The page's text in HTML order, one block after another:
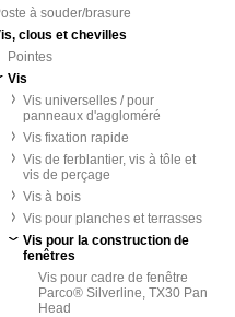
à souder/brasure
clous et chevilles
Pointes
Vis
Vis universelles / pour
panneaux d'aggloméré
Vis fixation rapide
Vis de ferblantier, vis à tôle et
vis de perçage
Vis à bois
Vis pour planches et terrasses
Vis pour la construction de
fenêtres
Vis pour cadre de fenêtre
Parco® Silverline, TX30 Pan
Head